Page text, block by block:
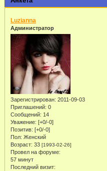
Luzianna
Администратор
Зарегистрирован: 2011-09-03
Приглашений: 0
Сообщений: 14
Уважение: [+0/-0]
Позитив: [+0/-0]
Пол: Женский
Возраст: 33 [1993-02-26]
Провел на форуме:
57 минут
Последний визит: